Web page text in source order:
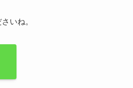
いね。